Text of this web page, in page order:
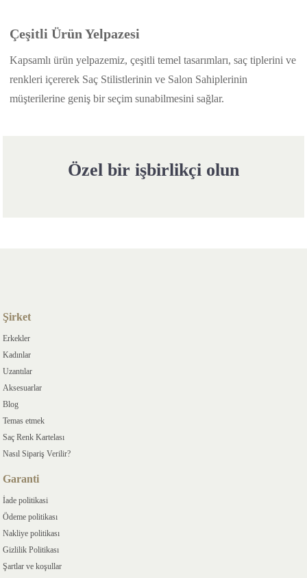
Çeşitli Ürün Yelpazesi
Kapsamlı ürün yelpazemiz, çeşitli temel tasarımları, saç tiplerini ve
renkleri içererek Saç Stilistlerinin ve Salon Sahiplerinin
müşterilerine geniş bir seçim sunabilmesini sağlar.
Özel bir işbirlikçi olun
Şirket
Erkekler
Kadınlar
Uzantılar
Aksesuarlar
Blog
Temas etmek
Saç Renk Kartelası
Nasıl Sipariş Verilir?
Garanti
İade politikasi
Ödeme politikası
Nakliye politikası
Gizlilik Politikası
Şartlar ve koşullar